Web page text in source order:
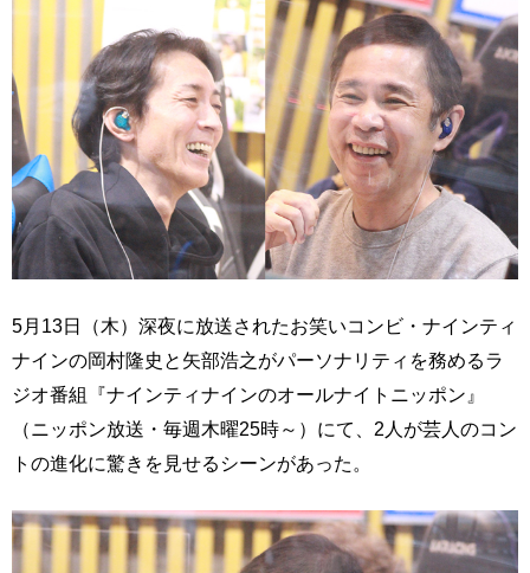
5月13日（木）深夜に放送されたお笑いコンビ・ナインティ
ナインの岡村隆史と矢部浩之がパーソナリティを務めるラ
ジオ番組『ナインティナインのオールナイトニッポン』
（ニッポン放送・毎週木曜25時～）にて、2人が芸人のコン
トの進化に驚きを見せるシーンがあった。